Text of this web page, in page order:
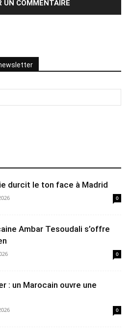
durcit le ton face à Madrid
0
Ambar Tesoudali s’offre
0
: un Marocain ouvre une
0